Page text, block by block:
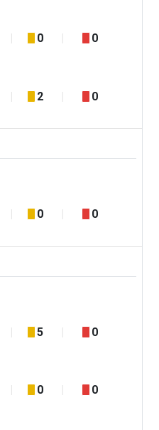
0 0
2 0
0 0
5 0
0 0